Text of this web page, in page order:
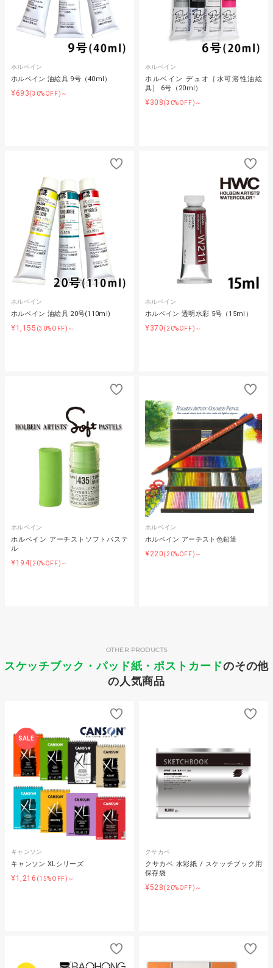
ホルベイン
ホルベイン 油絵具 9号（40ml）
¥693(30%OFF)～
ホルベイン
ホルベイン デュオ［水可溶性油絵
具］ 6号（20ml）
¥308(30%OFF)～
ホルベイン
ホルベイン 油絵具 20号(110ml)
¥1,155 (30%OFF)～
ホルベイン
ホルベイン 透明水彩 5号（15ml）
¥370(20%OFF)～
ホルベイン
ホルベイン アーチストソフトパステ
ル
¥194(20%OFF)～
ホルベイン
ホルベイン アーチスト色鉛筆
¥220(20%OFF)～
スケッチブック・パッド紙・ポストカードのその他
の人気商品
OTHER PRODUCTS
SALE
キャンソン
キャンソン XLシリーズ
¥1,216 (15%OFF)～
クサカベ
クサカベ 水彩紙 / スケッチブック用
保存袋
¥528(20%OFF)～